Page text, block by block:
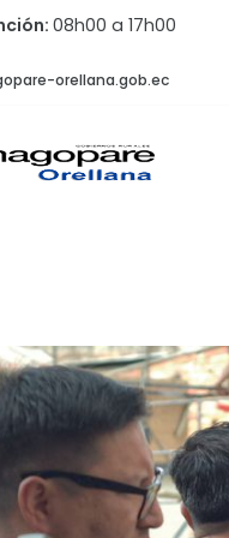
08h00 a 17h00
orellana.gob.ec